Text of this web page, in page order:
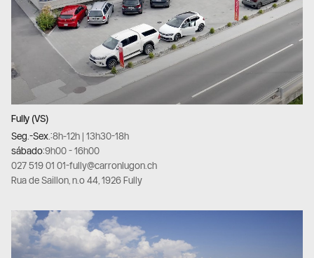
Fully (VS)
Seg.-Sex.:8h-12h | 13h30-18h
sábado:9h00 - 16h00
027 519 01 01-fully@carronlugon.ch
Rua de Saillon, n.º 44, 1926 Fully